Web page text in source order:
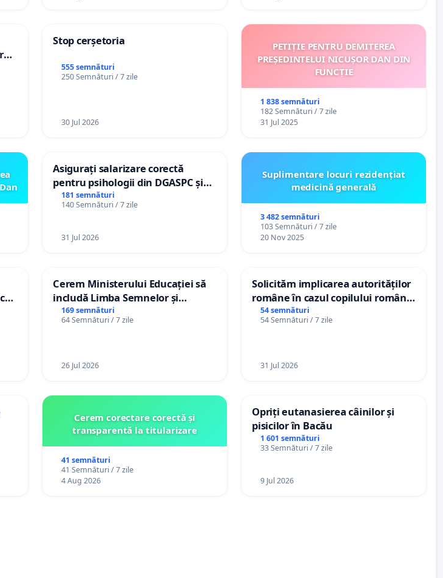
Stop cerșetoria
555 semnături
250 Semnături / 7 zile
30 Jul 2026
PETIȚIE PENTRU DEMITEREA
PREȘEDINTELUI NICUȘOR DAN DIN
FUNCȚIE
1 838 semnături
182 Semnături / 7 zile
31 Jul 2025
Asigurați salarizare corectă
pentru psihologii din DGASPC și
spitale
181 semnături
140 Semnături / 7 zile
31 Jul 2026
Suplimentare locuri rezidențiat
medicină generală
3 482 semnături
103 Semnături / 7 zile
20 Nov 2025
Cerem Ministerului Educației să
includă Limba Semnelor și
alfabetul Braille în școlile din
Republica Moldova!
169 semnături
64 Semnături / 7 zile
26 Jul 2026
Solicităm implicarea autorităților
române în cazul copilului român
Wiliam Kristian Gheorghe, aflat în
plasament în Danemarca de 12
54 semnături
54 Semnături / 7 zile
31 Jul 2026
Cerem corectare corectă și
transparentă la titularizare
41 semnături
41 Semnături / 7 zile
4 Aug 2026
Opriți eutanasierea câinilor și
pisicilor în Bacău
1 601 semnături
33 Semnături / 7 zile
9 Jul 2026